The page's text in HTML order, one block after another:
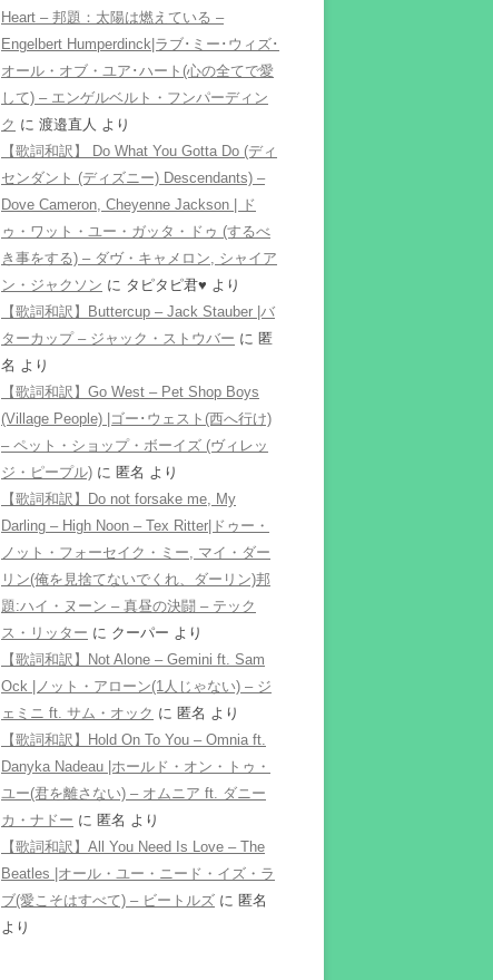
Heart – 邦題：太陽は燃えている –
Engelbert Humperdinck|ラブ･ミー･ウィズ･
オール・オブ・ユア･ハート(心の全てで愛
して) – エンゲルベルト・フンパーディン
ク に 渡邉直人 より
【歌詞和訳】 Do What You Gotta Do (ディ
センダント (ディズニー) Descendants) –
Dove Cameron, Cheyenne Jackson | ド
ゥ・ワット・ユー・ガッタ・ドゥ (するべ
き事をする) – ダヴ・キャメロン, シャイア
ン・ジャクソン に タピタピ君♥️ より
【歌詞和訳】Buttercup – Jack Stauber |バ
ターカップ – ジャック・ストウバー に 匿
名 より
【歌詞和訳】Go West – Pet Shop Boys
(Village People) |ゴー･ウェスト(西へ行け)
– ペット・ショップ・ボーイズ (ヴィレッ
ジ・ピープル) に 匿名 より
【歌詞和訳】Do not forsake me, My
Darling – High Noon – Tex Ritter|ドゥー・
ノット・フォーセイク・ミー, マイ・ダー
リン(俺を見捨てないでくれ、ダーリン)邦
題:ハイ・ヌーン – 真昼の決闘 – テック
ス・リッター に クーパー より
【歌詞和訳】Not Alone – Gemini ft. Sam
Ock |ノット・アローン(1人じゃない) – ジ
ェミニ ft. サム・オック に 匿名 より
【歌詞和訳】Hold On To You – Omnia ft.
Danyka Nadeau |ホールド・オン・トゥ・
ユー(君を離さない) – オムニア ft. ダニー
カ・ナドー に 匿名 より
【歌詞和訳】All You Need Is Love – The
Beatles |オール・ユー・ニード・イズ・ラ
ブ(愛こそはすべて) – ビートルズ に 匿名
より